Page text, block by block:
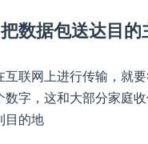
把数据包送达目的
互联网上进行传输，就
数字，这和大部分家庭
目的地